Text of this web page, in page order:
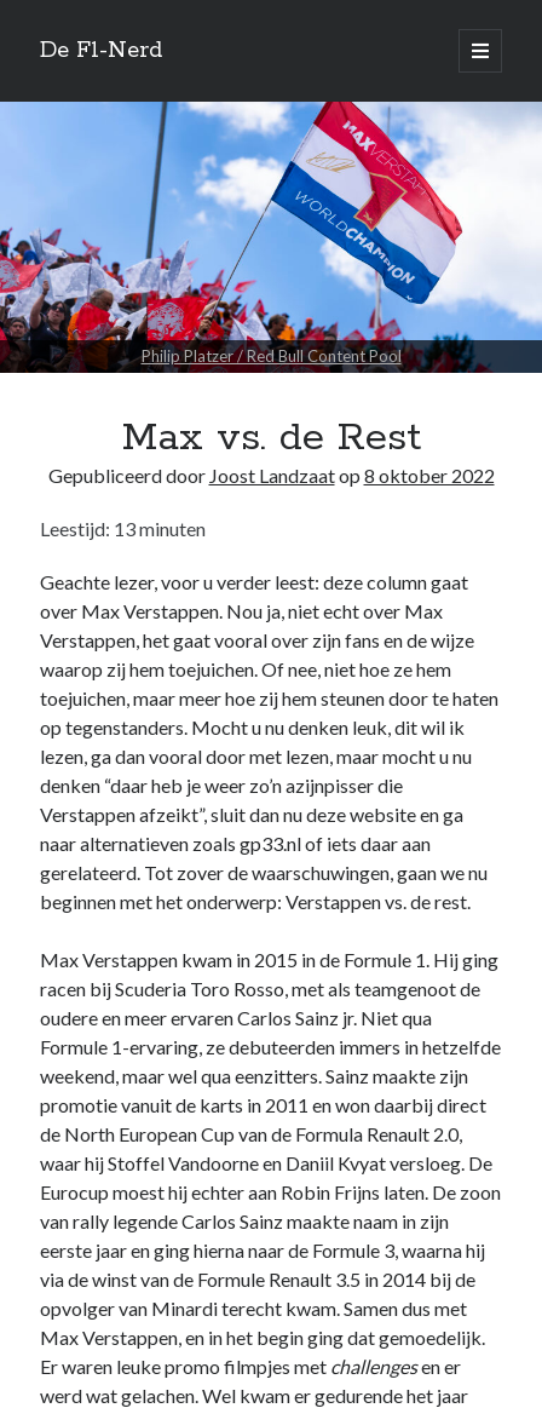
De F1-Nerd
open
primair
Zijbalk
Quotes
I’ve tried everything other than jumping out of a plane, but nothing gives
you an adrenaline rush like racing a car.
—Nigel Mansell
Recente berichten
Het regeldilemma van de Formule 1
Waarom de legaliteit van de McLaren-achtervleugel niet zwart/wit is
Briefje aan Jos – Grand Prix van Bahrein 2024
Boekrecensie: Frank Worrall – Lewis Hamilton
De Formule 1 weigert Andretti enkel uit hebzucht, ondanks de
woordenbrij
Recente reacties
De F1-Nerd opHet regeldilemma van de Formule 1
Mark van DijkopHet regeldilemma van de Formule 1
Katja.schendzielorz@planet.nlopHet regeldilemma van de Formule 1
Briefje aan Jos – Grand Prix van Bahrein 2024 – De F1-Nerdop
Chelem
Philip Platzer / Red Bull Content Pool
Max vs. de Rest
Gepubliceerd door Joost Landzaatop 8 oktober 2022
Leestijd: 13minuten
Geachte lezer, voor u verder leest: deze column gaat
over Max Verstappen. Nou ja, niet echt over Max
Verstappen, het gaat vooral over zijn fans en de wijze
waarop zij hem toejuichen. Of nee, niet hoe ze hem
toejuichen, maar meer hoe zij hem steunen door te haten
op tegenstanders. Mocht u nu denken leuk, dit wil ik
lezen, ga dan vooral door met lezen, maar mocht u nu
denken “daar heb je weer zo’n azijnpisser die
Verstappen afzeikt”, sluit dan nu deze website en ga
naar alternatieven zoals gp33.nl of iets daar aan
gerelateerd. Tot zover de waarschuwingen, gaan we nu
beginnen met het onderwerp: Verstappen vs. de rest.
Max Verstappen kwam in 2015 in de Formule 1. Hij ging
racen bij Scuderia Toro Rosso, met als teamgenoot de
oudere en meer ervaren Carlos Sainz jr. Niet qua
Formule 1-ervaring, ze debuteerden immers in hetzelfde
weekend, maar wel qua eenzitters. Sainz maakte zijn
promotie vanuit de karts in 2011 en won daarbij direct
de North European Cup van de Formula Renault 2.0,
waar hij Stoffel Vandoorne en Daniil Kvyat versloeg. De
Eurocup moest hij echter aan Robin Frijns laten. De zoon
van rally legende Carlos Sainz maakte naam in zijn
eerste jaar en ging hierna naar de Formule 3, waarna hij
via de winst van de Formule Renault 3.5 in 2014 bij de
opvolger van Minardi terecht kwam. Samen dus met
Max Verstappen, en in het begin ging dat gemoedelijk.
Er waren leuke promo filmpjes met challengesen er
werd wat gelachen. Wel kwam er gedurende het jaar